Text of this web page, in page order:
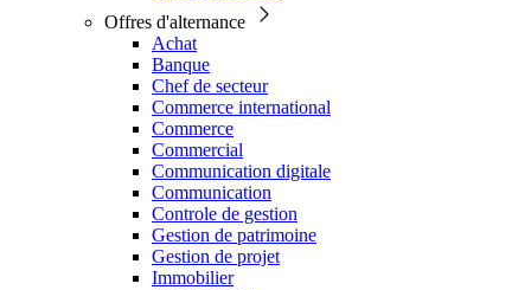
Offres d'alternance
Achat
Banque
Chef de secteur
Commerce international
Commerce
Commercial
Communication digitale
Communication
Controle de gestion
Gestion de patrimoine
Gestion de projet
Immobilier